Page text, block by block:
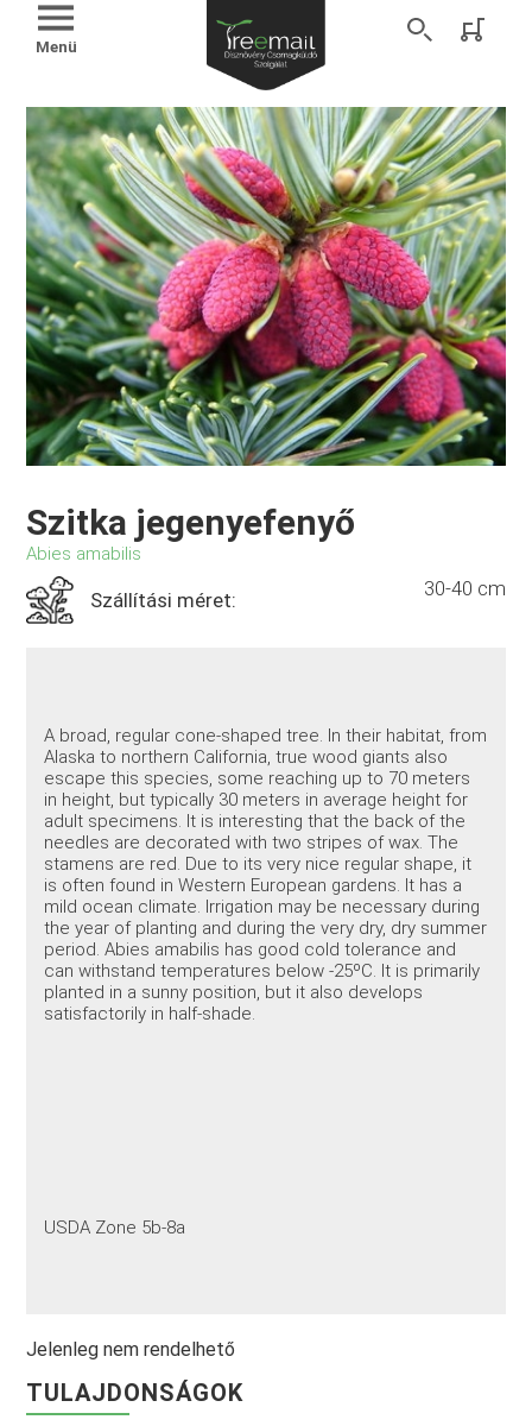
Menü
Szitka jegenyefenyő
Abies amabilis
Szállítási méret: 30-40 cm
A broad, regular cone-shaped tree. In their habitat, from
Alaska to northern California, true wood giants also
escape this species, some reaching up to 70 meters
in height, but typically 30 meters in average height for
adult specimens. It is interesting that the back of the
needles are decorated with two stripes of wax.The
stamens are red. Due to its very nice regular shape, it
is often found in Western European gardens. It has a
mild ocean climate. Irrigation may be necessary during
the year of planting and during the very dry, dry summer
period.Abies amabilis has good cold tolerance and
can withstand temperatures below -25ºC. It is primarily
planted in a sunny position, but it also develops
satisfactorily in half-shade.
USDA Zone 5b-8a
Jelenleg nem rendelhető
TULAJDONSÁGOK